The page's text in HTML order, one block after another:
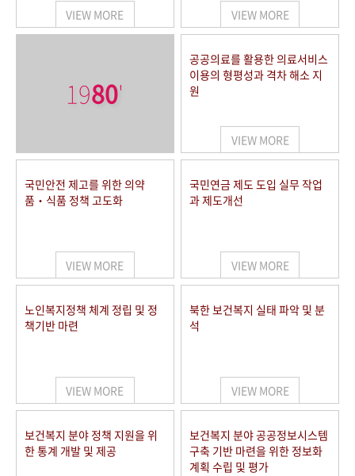
VIEW MORE VIEW MORE
1980'
공공의료를 활용한 의료서비스
이용의 형평성과 격차 해소 지
원
VIEW MORE
국민안전 제고를 위한 의약
품‧식품 정책 고도화
VIEW MORE
국민연금 제도 도입 실무 작업
과 제도개선
VIEW MORE
노인복지정책 체계 정립 및 정
책기반 마련
VIEW MORE
북한 보건복지 실태 파악 및 분
석
VIEW MORE
보건복지 분야 정책 지원을 위
한 통계 개발 및 제공
보건복지 분야 공공정보시스템
구축 기반 마련을 위한 정보화
계획 수립 및 평가